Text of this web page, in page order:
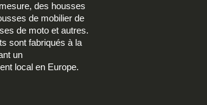
des housses
de mobilier de
de moto et autres.
sont fabriqués à la
un
local en Europe.